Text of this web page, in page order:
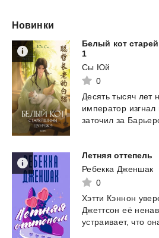
Новинки
Белый кот
1
Сы Юй
0
Десять тысяч лет
император изгнал
заточил за
Летняя оттепель
Ребекка Дженшак
0
Хэтти Кэннон
Джеттсон её
устраивает, что